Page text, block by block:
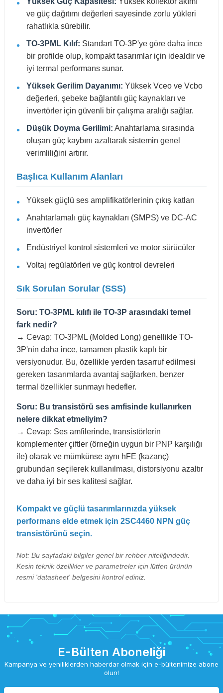
ve güç dağıtımı değerleri sayesinde zorlu yükleri
rahatlıkla sürebilir.
TO-3PML Kılıf: Standart TO-3P'ye göre daha ince
bir profilde olup, kompakt tasarımlar için idealdir ve
iyi termal performans sunar.
Yüksek Gerilim Dayanımı: Yüksek Vceo ve Vcbo
değerleri, şebeke bağlantılı güç kaynakları ve
invertörler için güvenli bir çalışma aralığı sağlar.
Düşük Doyma Gerilimi: Anahtarlama sırasında
oluşan güç kaybını azaltarak sistemin genel
verimliliğini artırır.
Başlıca Kullanım Alanları
Yüksek güçlü ses amplifikatörlerinin çıkış katları
Anahtarlamalı güç kaynakları (SMPS) ve DC-AC
invertörler
Endüstriyel kontrol sistemleri ve motor sürücüler
Voltaj regülatörleri ve güç kontrol devreleri
Sık Sorulan Sorular (SSS)
Soru: TO-3PML kılıfı ile TO-3P arasındaki temel
fark nedir?
→ Cevap: TO-3PML (Molded Long) genellikle TO-
3P'nin daha ince, tamamen plastik kaplı bir
versiyonudur. Bu, özellikle yerden tasarruf edilmesi
gereken tasarımlarda avantaj sağlarken, benzer
termal özellikler sunmayı hedefler.
Soru: Bu transistörü ses amfisinde kullanırken
nelere dikkat etmeliyim?
→ Cevap: Ses amfilerinde, transistörlerin
komplementer çiftler (örneğin uygun bir PNP karşılığı
ile) olarak ve mümkünse aynı hFE (kazanç)
grubundan seçilerek kullanılması, distorsiyonu azaltır
ve daha iyi bir ses kalitesi sağlar.
Kompakt ve güçlü tasarımlarınızda yüksek
performans elde etmek için 2SC4460 NPN güç
transistörünü seçin.
Not: Bu sayfadaki bilgiler genel bir rehber niteliğindedir.
Kesin teknik özellikler ve parametreler için lütfen ürünün
resmi 'datasheet' belgesini kontrol ediniz.
E-Bülten Aboneliği
Kampanya ve yeniliklerden haberdar olmak için e-bültenimize abone
olun!